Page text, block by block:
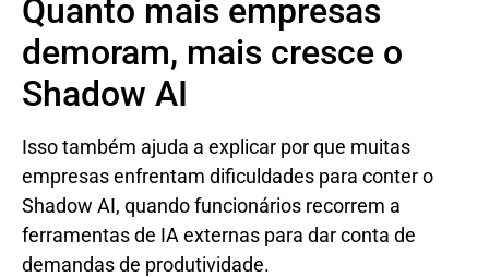
Quanto mais empresas
demoram, mais cresce o
Shadow AI
Isso também ajuda a explicar por que muitas
empresas enfrentam dificuldades para conter o
Shadow AI, quando funcionários recorrem a
ferramentas de IA externas para dar conta de
demandas de produtividade.